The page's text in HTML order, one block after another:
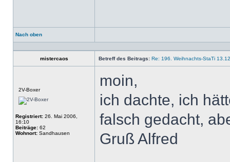
Nach oben
Profil
mistercaos Betreff des Beitrags: Re: 196. Weihnachts-StaTi
2V-Boxer
Registriert: 26. Mai 2006,
16:10
Beiträge: 62
Wohnort: Sandhausen
moin,
ich dachte, ich
falsch gedacht,
Gruß Alfred